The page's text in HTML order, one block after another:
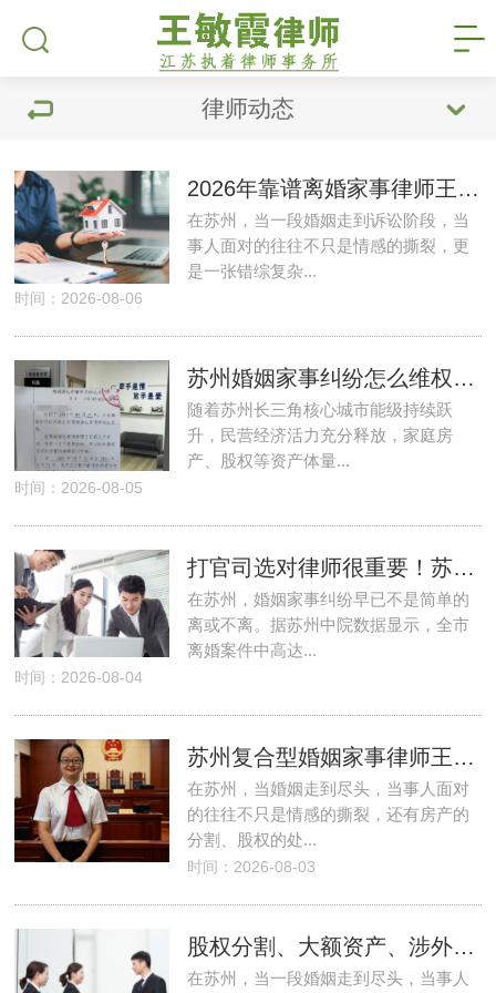
律师动态
2026年靠谱离婚家事律师王敏霞--深耕苏州13载用心办好家事案
在苏州，当一段婚姻走到诉讼阶段，当
事人面对的往往不只是情感的撕裂，更
是一张错综复杂...
时间：2026-08-06
苏州婚姻家事纠纷怎么维权？本土实战家事律师王敏霞全方位推介
随着苏州长三角核心城市能级持续跃
升，民营经济活力充分释放，家庭房
产、股权等资产体量...
时间：2026-08-05
打官司选对律师很重要！苏州本地婚姻家事主任律师王敏霞，熟法院、懂资产
在苏州，婚姻家事纠纷早已不是简单的
离或不离。据苏州中院数据显示，全市
离婚案件中高达...
时间：2026-08-04
苏州复合型婚姻家事律师王敏霞的13年深耕之路
在苏州，当婚姻走到尽头，当事人面对
的往往不只是情感的撕裂，还有房产的
分割、股权的处...
时间：2026-08-03
股权分割、大额资产、涉外婚姻？2026苏州离婚律师王敏霞用13年经验为你精准破
在苏州，当一段婚姻走到尽头，当事人